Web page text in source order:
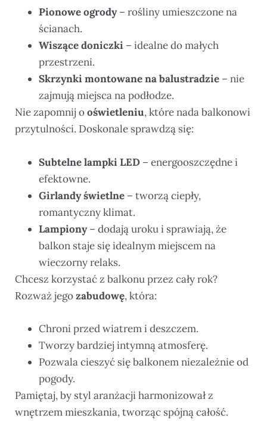
Pionowe ogrody– rośliny umieszczone na
ścianach.
Wiszące doniczki – idealne do małych
przestrzeni.
Skrzynki montowane na balustradzie – nie
zajmują miejsca na podłodze.
Nie zapomnij ooświetleniu, które nada balkonowi
przytulności. Doskonale sprawdzą się:
Subtelne lampki LED – energooszczędne i
efektowne.
Girlandy świetlne – tworzą ciepły,
romantyczny klimat.
Lampiony– dodają uroku i sprawiają, że
balkon staje się idealnym miejscem na
wieczorny relaks.
Chcesz korzystać z balkonu przez cały rok?
Rozważ jegozabudowę, która:
Chroni przed wiatrem i deszczem.
Tworzy bardziej intymną atmosferę.
Pozwala cieszyć się balkonem niezależnie od
pogody.
Pamiętaj, by styl aranżacji harmonizował z
wnętrzem mieszkania, tworząc spójną całość.